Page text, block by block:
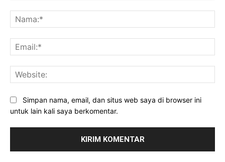
Simpan nama, email, dan situs web saya di browser ini
untuk lain kali saya berkomentar.